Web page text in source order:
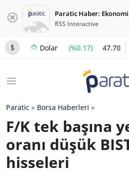
Paratic Haber:
RSS Interactive
Dolar (%0.17) 47.70
Paratic » Borsa Haberleri »
F/K tek başına
oranı düşük
hisseleri